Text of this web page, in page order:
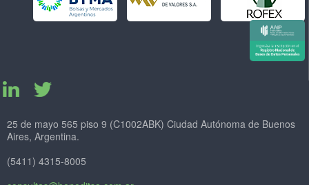
25 de mayo 565 piso 9 (C1002ABK) Ciudad Autónoma de Buenos
Aires, Argentina.
(5411) 4315-8005